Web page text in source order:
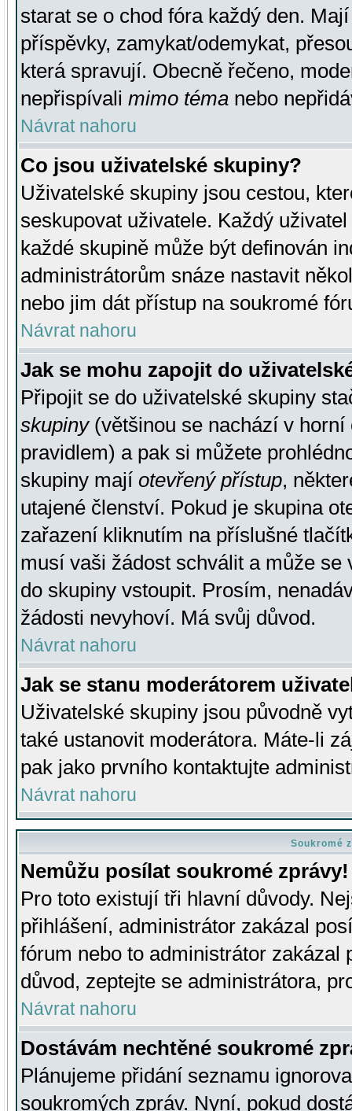
starat se o chod fóra každý den.
příspěvky, zamykat/odemykat,
která spravují. Obecně řečeno,
nepřispívali mimo téma nebo
Návrat nahoru
Co jsou uživatelské skupiny?
Uživatelské skupiny jsou cestou,
seskupovat uživatele. Každý
každé skupině může být definován
administrátorům snáze nastavit
nebo jim dát přístup na soukromé
Návrat nahoru
Jak se mohu zapojit do
Připojit se do uživatelské skupiny
skupiny(většinou se nachází v horní
pravidlem) a pak si můžete
skupiny mají otevřený přístup,
utajené členství. Pokud je skupina
zařazení kliknutím na příslušné
musí vaši žádost schválit a může se
do skupiny vstoupit. Prosím,
žádosti nevyhoví. Má svůj důvod.
Návrat nahoru
Jak se stanu moderátorem
Uživatelské skupiny jsou původně
také ustanovit moderátora. Máte-li
pak jako prvního kontaktujte
Návrat nahoru
Soukromé
Nemůžu posílat soukromé zprávy!
Pro toto existují tři hlavní důvody.
přihlášení, administrátor zakázal
fórum nebo to administrátor zakázal
důvod, zeptejte se administrátora,
Návrat nahoru
Dostávám nechtěné soukromé
Plánujeme přidání seznamu
soukromých zpráv. Nyní, pokud